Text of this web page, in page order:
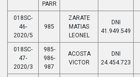
PARR
018SC-
46-
2020/5
985
ZARATE
MATIAS
LEONEL
DNI
41.949.549
018SC-
47-
2020/3
985-
986-
987
ACOSTA
VICTOR
DNI
24.454.723